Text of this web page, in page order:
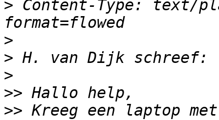
> Content-Type: text/
>
>
>
>>
>> Kreeg een laptop